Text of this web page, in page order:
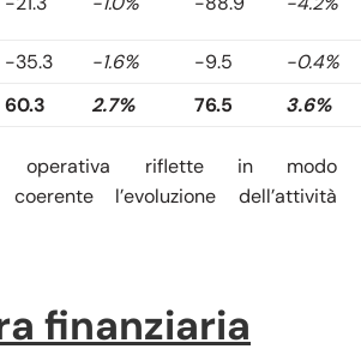
-35.3 -1.6% -9.5
-0.4%
60.3 2.7% 76.5 3.6%
operativa riflette in modo
coerente l’evoluzione dell’attività
finanziaria